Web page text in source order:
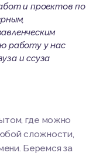
и проектов по
работу у нас
и ссуза
где можно
сложности,
Беремся за